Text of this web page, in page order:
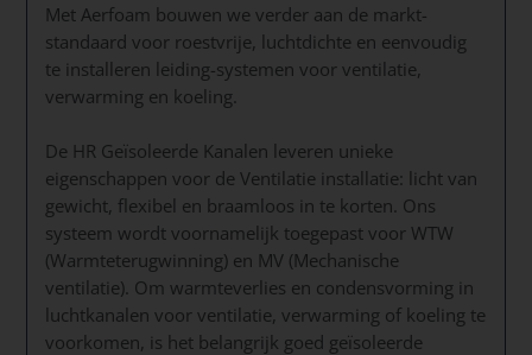
Met Aerfoam bouwen we verder aan de markt-
standaard voor roestvrije, luchtdichte en eenvoudig
te installeren leiding-systemen voor ventilatie,
verwarming en koeling.
De HR Geïsoleerde Kanalen leveren unieke
eigenschappen voor de Ventilatie installatie: licht van
gewicht, flexibel en braamloos in te korten. Ons
systeem wordt voornamelijk toegepast voor WTW
(Warmteterugwinning) en MV (Mechanische
ventilatie). Om warmteverlies en condensvorming in
luchtkanalen voor ventilatie, verwarming of koeling te
voorkomen, is het belangrijk goed geïsoleerde